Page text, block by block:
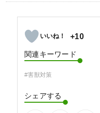
+10
関連キーワード
#害獣対策
シェアする